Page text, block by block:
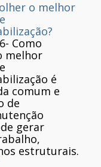
o melhor
- Como
melhor
é
comum e
de
gerar
estruturais.